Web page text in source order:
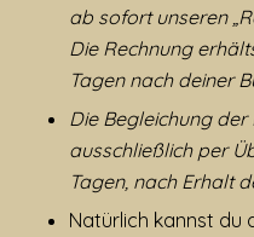
ab sofort unseren
Die Rechnung
Tagen nach deiner
Die Begleichung
ausschließlich per
Tagen, nach Erhalt
Natürlich kannst du